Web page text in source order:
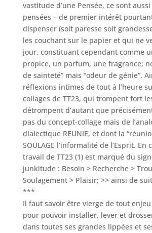
vastitude d’une Pensée, ce sont
pensées – de premier intérêt
dispenser (soit paresse soit
les couchant sur le papier et qui ne
jour, constituant cependant comme
propice, un parfum, une fragrance;
de sainteté” mais “odeur de génie”.
réflexions intimes de tout à l’heure
collages de TT23, qui trompent fort
détrompent d’autant que
pas du concept-collage mais de
dialectique REUNIE, et dont la
SOULAGE l’informalité de l’Esprit. En
travail de TT23 (1) est marqué du
junkitude : Besoin > Recherche >
Soulagement > Plaisir; >> ainsi de
***
Il faut savoir être vierge de tout
pour pouvoir installer, lever et
dans toutes ses grandes lippées et